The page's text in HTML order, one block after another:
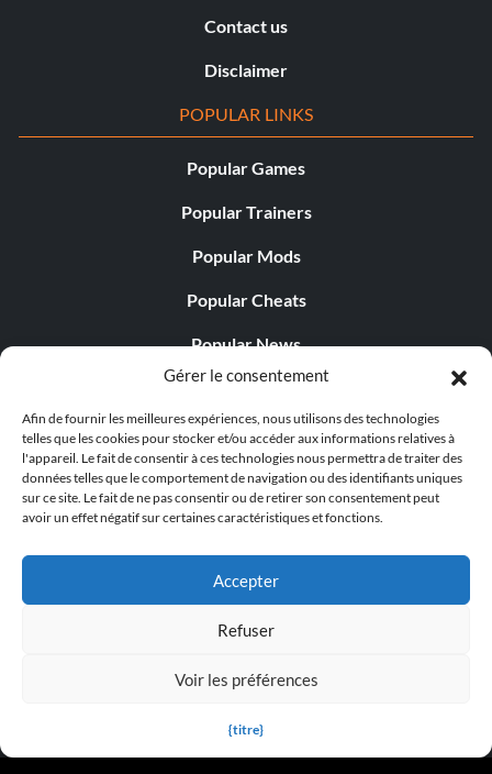
Gérer le consentement
Afin de fournir les meilleures expériences, nous utilisons des technologies
telles que les cookies pour stocker et/ou accéder aux informations relatives à
l'appareil. Le fait de consentir à ces technologies nous permettra de traiter des
données telles que le comportement de navigation ou des identifiants uniques
sur ce site. Le fait de ne pas consentir ou de retirer son consentement peut
avoir un effet négatif sur certaines caractéristiques et fonctions.
Accepter
Refuser
Voir les préférences
{titre}
Contact us
Disclaimer
POPULAR LINKS
Popular Games
Popular Trainers
Popular Mods
Popular Cheats
Popular News
Popular Editorials
Popular Free Games
LATEST UPDATES
Terms of Service
Settings